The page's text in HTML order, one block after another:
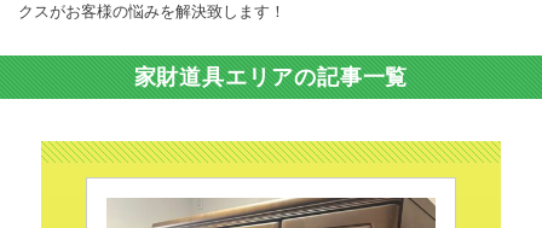
クスがお客様の悩みを解決致します！
家財道具エリアの記事一覧